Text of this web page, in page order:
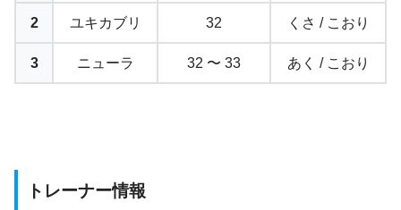
2 ユキカブリ 32 くさ / こおり
3 ニューラ 32 〜 33 あく / こおり
トレーナー情報